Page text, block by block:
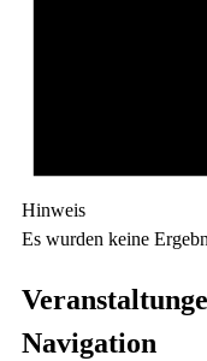
Hinweis
Es wurden keine
Navigation